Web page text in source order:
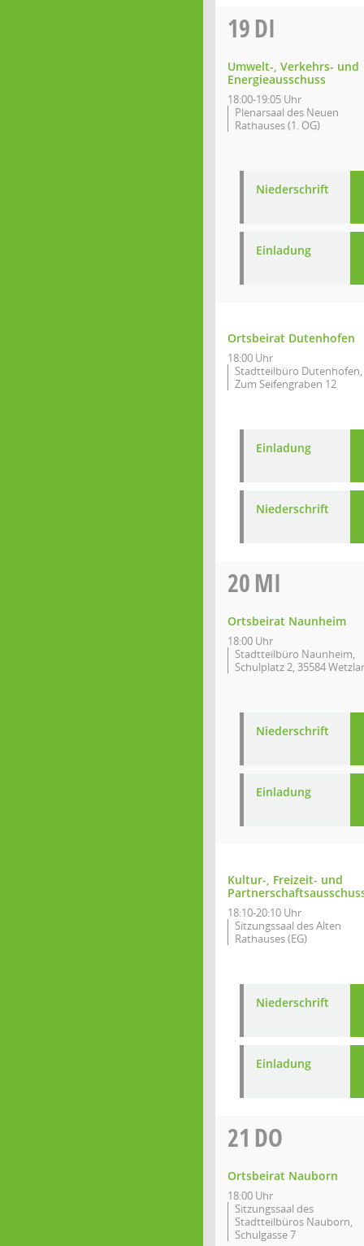
19DI
Umwelt-, Verkehrs- und
Energieausschuss
18:00-19:05 Uhr
Plenarsaal des Neuen
Rathauses (1. OG)
Niederschrift
Einladung
Ortsbeirat Dutenhofen
18:00 Uhr
Stadtteilbüro Dutenhofen,
Zum Seifengraben 12
Einladung
Niederschrift
20MI
Ortsbeirat Naunheim
18:00 Uhr
Stadtteilbüro Naunheim,
Schulplatz 2, 35584 Wetzlar
Niederschrift
Einladung
Kultur-, Freizeit- und
18:10-20:10 Uhr
Sitzungssaal des Alten
Rathauses (EG)
Niederschrift
Einladung
21 DO
Ortsbeirat Nauborn
18:00 Uhr
Sitzungssaal des
Stadtteilbüros Nauborn,
Schulgasse 7